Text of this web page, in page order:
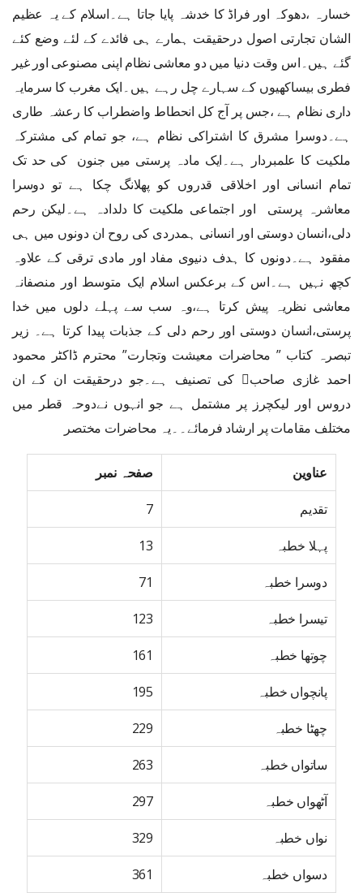
خسارہ ،دھوکہ اور فراڈ کا خدشہ پایا جاتا ہے۔اسلام کے یہ عظیم
الشان تجارتی اصول درحقیقت ہمارے ہی فائدے کے لئے وضع کئے
گئے ہیں۔اس وقت دنیا میں دو معاشی نظام اپنی مصنوعی اور غیر
فطری بیساکھیوں کے سہارے چل رہے ہیں۔ایک مغرب کا سرمایہ
داری نظام ہے ،جس پر آج کل انحطاط واضطراب کا رعشہ طاری
ہے۔دوسرا مشرق کا اشتراکی نظام ہے، جو تمام کی مشترکہ
ملکیت کا علمبردار ہے۔ایک مادہ پرستی میں جنون کی حد تک
تمام انسانی اور اخلاقی قدروں کو پھلانگ چکا ہے تو دوسرا
معاشرہ پرستی اور اجتماعی ملکیت کا دلدادہ ہے۔لیکن رحم
دلی،انسان دوستی اور انسانی ہمدردی کی روح ان دونوں میں ہی
مفقود ہے۔دونوں کا ہدف دنیوی مفاد اور مادی ترقی کے علاوہ
کچھ نہیں ہے۔اس کے برعکس اسلام ایک متوسط اور منصفانہ
معاشی نظریہ پیش کرتا ہے،وہ سب سے پہلے دلوں میں خدا
پرستی،انسان دوستی اور رحم دلی کے جذبات پیدا کرتا ہے۔ زیر
تبصرہ کتاب ” محاضرات معیشت وتجارت” محترم ڈاکٹر محمود
احمد غازی صاحب﷫ کی تصنیف ہے۔جو درحقیقت ان کے ان
دروس اور لیکچرز پر مشتمل ہے جو انہوں نےدوحہ قطر میں
مختلف مقامات پر ارشاد فرمائے۔۔یہ محاضرات مختصر
عناوین صفحہ نمبر
تقدیم 7
پہلا خطبہ 13
دوسرا خطبہ 71
تیسرا خطبہ 123
چوتھا خطبہ 161
پانچواں خطبہ 195
چھٹا خطبہ 229
ساتواں خطبہ 263
آٹھواں خطبہ 297
نواں خطبہ 329
دسواں خطبہ 361